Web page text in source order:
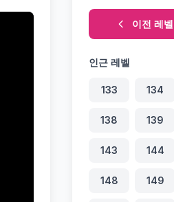
이전 레벨
인근 레벨
133 134
138 139
143 144
148 149